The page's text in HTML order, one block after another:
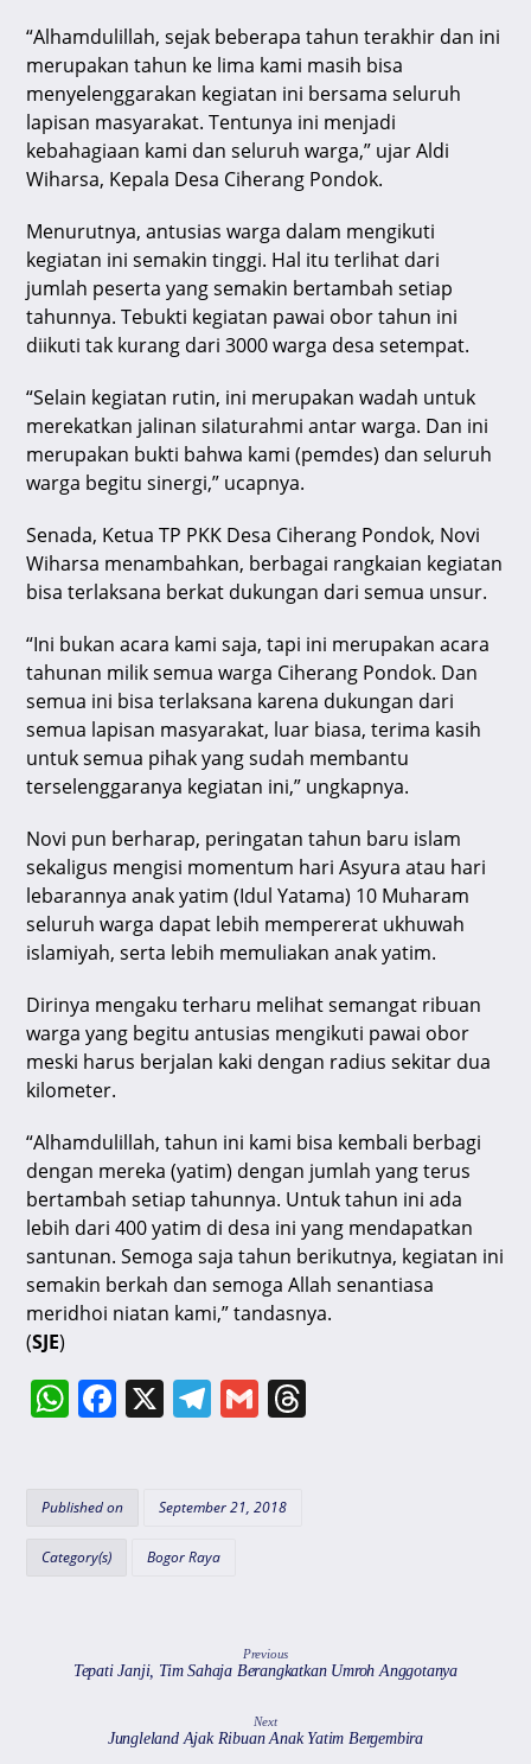
“Alhamdulillah, sejak beberapa tahun terakhir dan ini
merupakan tahun ke lima kami masih bisa
menyelenggarakan kegiatan ini bersama seluruh
lapisan masyarakat. Tentunya ini menjadi
kebahagiaan kami dan seluruh warga,” ujar Aldi
Wiharsa, Kepala Desa Ciherang Pondok.
Menurutnya, antusias warga dalam mengikuti
kegiatan ini semakin tinggi. Hal itu terlihat dari
jumlah peserta yang semakin bertambah setiap
tahunnya. Tebukti kegiatan pawai obor tahun ini
diikuti tak kurang dari 3000 warga desa setempat.
“Selain kegiatan rutin, ini merupakan wadah untuk
merekatkan jalinan silaturahmi antar warga. Dan ini
merupakan bukti bahwa kami (pemdes) dan seluruh
warga begitu sinergi,” ucapnya.
Senada, Ketua TP PKK Desa Ciherang Pondok, Novi
Wiharsa menambahkan, berbagai rangkaian kegiatan
bisa terlaksana berkat dukungan dari semua unsur.
“Ini bukan acara kami saja, tapi ini merupakan acara
tahunan milik semua warga Ciherang Pondok. Dan
semua ini bisa terlaksana karena dukungan dari
semua lapisan masyarakat, luar biasa, terima kasih
untuk semua pihak yang sudah membantu
terselenggaranya kegiatan ini,” ungkapnya.
Novi pun berharap, peringatan tahun baru islam
sekaligus mengisi momentum hari Asyura atau hari
lebarannya anak yatim (Idul Yatama) 10 Muharam
seluruh warga dapat lebih mempererat ukhuwah
islamiyah, serta lebih memuliakan anak yatim.
Dirinya mengaku terharu melihat semangat ribuan
warga yang begitu antusias mengikuti pawai obor
meski harus berjalan kaki dengan radius sekitar dua
kilometer.
“Alhamdulillah, tahun ini kami bisa kembali berbagi
dengan mereka (yatim) dengan jumlah yang terus
bertambah setiap tahunnya. Untuk tahun ini ada
lebih dari 400 yatim di desa ini yang mendapatkan
santunan. Semoga saja tahun berikutnya, kegiatan ini
semakin berkah dan semoga Allah senantiasa
meridhoi niatan kami,” tandasnya.
(SJE)
W
s
A
F
e
k
X T
gr
a
G
l
Published on September 21, 2018
Category(s) Bogor Raya
Previous
Tepati Janji, Tim Sahaja Berangkatkan Umroh Anggotanya
Next
Jungleland Ajak Ribuan Anak Yatim Bergembira